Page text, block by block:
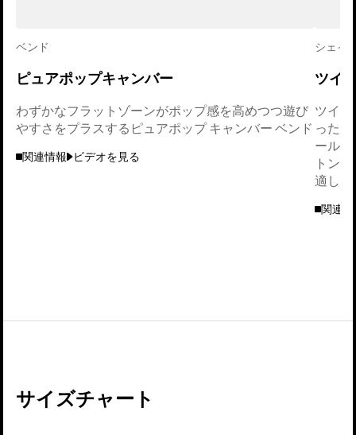
ベンド
ピュアポップキャンバー
わずかなフラットゾーンがポップ感を高めつつ遊び
やすさをプラスするピュアポップ キャンバー ベンド
関連情報 ビデオを見る
シェイ
ツイ
ツイ
った
ール
トン
適して
関連
サイズチャート